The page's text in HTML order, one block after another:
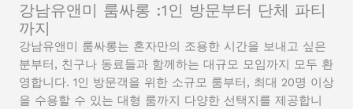
강남유앤미 룸싸롱 :1인 방문부터 단체 파티
까지
강남유앤미 룸싸롱는 혼자만의 조용한 시간을 보내고 싶은
분부터, 친구나 동료들과 함께하는 대규모 모임까지 모두 환
영합니다. 1인 방문객을 위한 소규모 룸부터, 최대 20명 이상
을 수용할 수 있는 대형 룸까지 다양한 선택지를 제공합니